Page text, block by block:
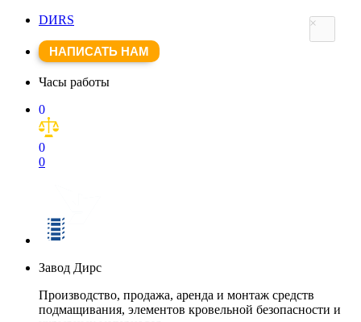
DИRS
НАПИСАТЬ НАМ
Часы работы
0
0
0
Завод Дирс
Производство, продажа, аренда и монтаж средств
подмащивания, элементов кровельной безопасности и
×